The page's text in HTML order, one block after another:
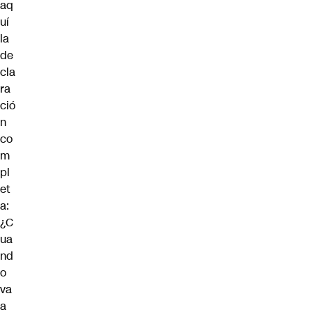
aq
uí
la
de
cla
ra
ció
n
co
m
pl
et
a:
¿C
ua
nd
o
va
a